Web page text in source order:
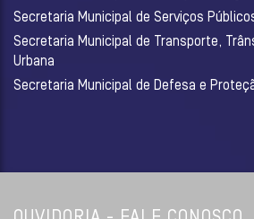
Secretaria Municipal de Serviços
Secretaria Municipal de Transporte,
Urbana
Secretaria Municipal de Defesa e